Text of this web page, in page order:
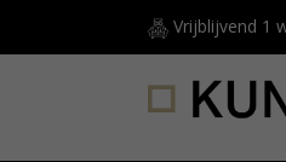
Vrijblijvend 1